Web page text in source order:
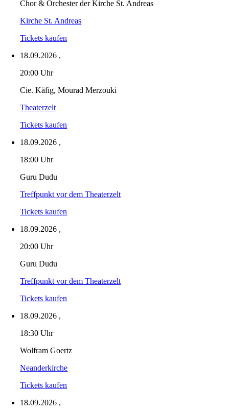
Chor & Orchester der Kirche St. Andreas
Kirche St. Andreas
Tickets kaufen
18.09.2026 ,
20:00 Uhr
Cie. Käfig, Mourad Merzouki
Theaterzelt
Tickets kaufen
18.09.2026 ,
18:00 Uhr
Guru Dudu
Treffpunkt vor dem Theaterzelt
Tickets kaufen
18.09.2026 ,
20:00 Uhr
Guru Dudu
Treffpunkt vor dem Theaterzelt
Tickets kaufen
18.09.2026 ,
18:30 Uhr
Wolfram Goertz
Neanderkirche
Tickets kaufen
18.09.2026 ,